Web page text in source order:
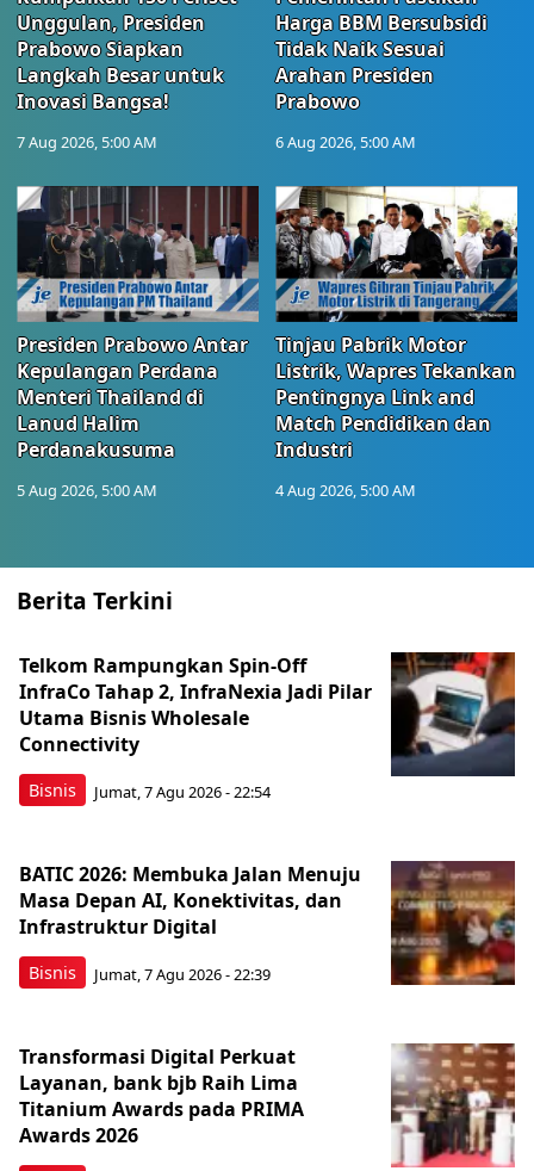
Unggulan, Presiden
Prabowo Siapkan
Langkah Besar untuk
Inovasi Bangsa!
7 Aug 2026, 5:00 AM
Harga BBM Bersubsidi
Tidak Naik Sesuai
Arahan Presiden
Prabowo
6 Aug 2026, 5:00 AM
Presiden Prabowo Antar
Kepulangan Perdana
Menteri Thailand di
Lanud Halim
Perdanakusuma
5 Aug 2026, 5:00 AM
Tinjau Pabrik Motor
Listrik, Wapres Tekankan
Pentingnya Link and
Match Pendidikan dan
Industri
4 Aug 2026, 5:00 AM
Berita Terkini
Bisnis
Telkom Rampungkan Spin-Off
InfraCo Tahap 2, InfraNexia Jadi Pilar
Utama Bisnis Wholesale
Connectivity
Jumat, 7 Agu 2026 - 22:54
Bisnis
BATIC 2026: Membuka Jalan Menuju
Masa Depan AI, Konektivitas, dan
Infrastruktur Digital
Jumat, 7 Agu 2026 - 22:39
Transformasi Digital Perkuat
Layanan, bank bjb Raih Lima
Titanium Awards pada PRIMA
Awards 2026